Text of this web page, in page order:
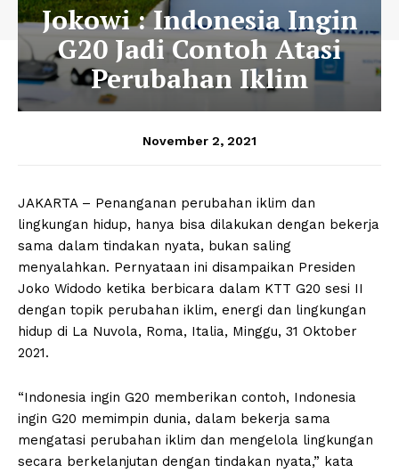
Jokowi : Indonesia Ingin
G20 Jadi Contoh Atasi
Perubahan Iklim
November 2, 2021
JAKARTA – Penanganan perubahan iklim dan
lingkungan hidup, hanya bisa dilakukan dengan bekerja
sama dalam tindakan nyata, bukan saling
menyalahkan. Pernyataan ini disampaikan Presiden
Joko Widodo ketika berbicara dalam KTT G20 sesi II
dengan topik perubahan iklim, energi dan lingkungan
hidup di La Nuvola, Roma, Italia, Minggu, 31 Oktober
2021.
“Indonesia ingin G20 memberikan contoh, Indonesia
ingin G20 memimpin dunia, dalam bekerja sama
mengatasi perubahan iklim dan mengelola lingkungan
secara berkelanjutan dengan tindakan nyata,” kata